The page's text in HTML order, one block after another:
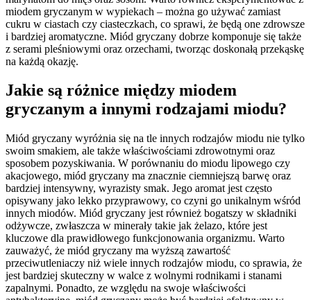
miodem gryczanym w wypiekach – można go używać zamiast
cukru w ciastach czy ciasteczkach, co sprawi, że będą one zdrowsze
i bardziej aromatyczne. Miód gryczany dobrze komponuje się także
z serami pleśniowymi oraz orzechami, tworząc doskonałą przekąskę
na każdą okazję.
Jakie są różnice między miodem
gryczanym a innymi rodzajami miodu?
Miód gryczany wyróżnia się na tle innych rodzajów miodu nie tylko
swoim smakiem, ale także właściwościami zdrowotnymi oraz
sposobem pozyskiwania. W porównaniu do miodu lipowego czy
akacjowego, miód gryczany ma znacznie ciemniejszą barwę oraz
bardziej intensywny, wyrazisty smak. Jego aromat jest często
opisywany jako lekko przyprawowy, co czyni go unikalnym wśród
innych miodów. Miód gryczany jest również bogatszy w składniki
odżywcze, zwłaszcza w minerały takie jak żelazo, które jest
kluczowe dla prawidłowego funkcjonowania organizmu. Warto
zauważyć, że miód gryczany ma wyższą zawartość
przeciwutleniaczy niż wiele innych rodzajów miodu, co sprawia, że
jest bardziej skuteczny w walce z wolnymi rodnikami i stanami
zapalnymi. Ponadto, ze względu na swoje właściwości